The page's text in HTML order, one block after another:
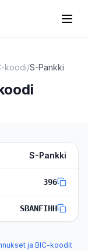
koodi/S-Pankki
S-Pankki
396
SBANFIHH
ja BIC-koodit